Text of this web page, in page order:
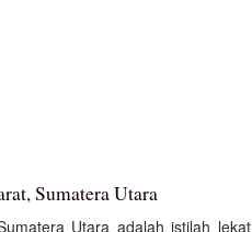
Sumatera Utara
Utara adalah istilah